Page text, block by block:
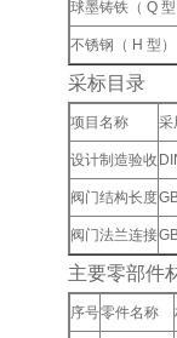
球墨铸铁（ Q
不锈钢（ H 型）
采标目录
项目名称 采
设计制造验收
阀门结构长度
阀门法兰连接
主要零部件
序号零件名称